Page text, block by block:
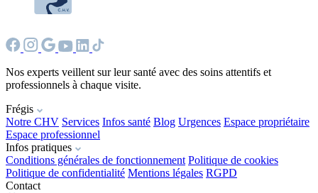
Nos experts veillent sur leur santé avec des soins attentifs et
professionnels à chaque visite.
Frégis
Notre CHV Services Infos santé Blog Urgences Espace propriétaire
Espace professionnel
Infos pratiques
Conditions générales de fonctionnement Politique de cookies
Politique de confidentialité Mentions légales RGPD
Contact